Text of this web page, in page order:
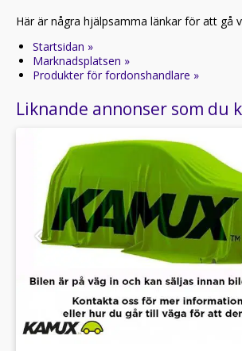
Här är några hjälpsamma länkar för att gå
Startsidan »
Marknadsplatsen »
Produkter för fordonshandlare »
Liknande annonser som du